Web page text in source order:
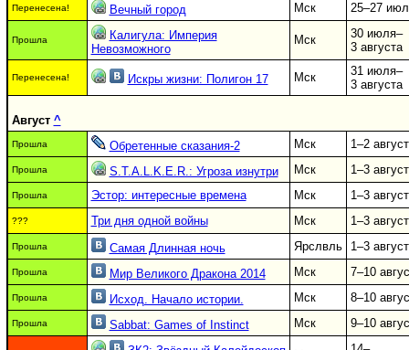
Перенесена! Вечный город Мск 25–27
Прошла
Калигула: Империя
Невозможного
Мск
30 июля–
3 августа
Перенесена! Искры жизни: Полигон 17 Мск
31 июля–
3 августа
Август ^
Прошла Обретенные сказания-2 Мск 1–2
Прошла S.T.A.L.K.E.R.: Угроза изнутри Мск 1–3
Прошла Эстор: интересные времена Мск 1–3
??? Три дня одной войны Мск 1–3
Прошла Самая Длинная ночь Ярслвль 1–3
Прошла Мир Великого Дракона 2014 Мск 7–10
Прошла Исход. Начало истории. Мск 8–10
Прошла Sabbat: Games of Instinct Мск 9–10